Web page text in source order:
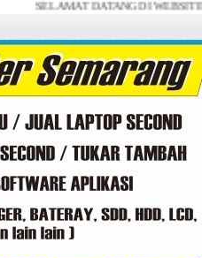
SELAMAT DATANG DI WEBSITE